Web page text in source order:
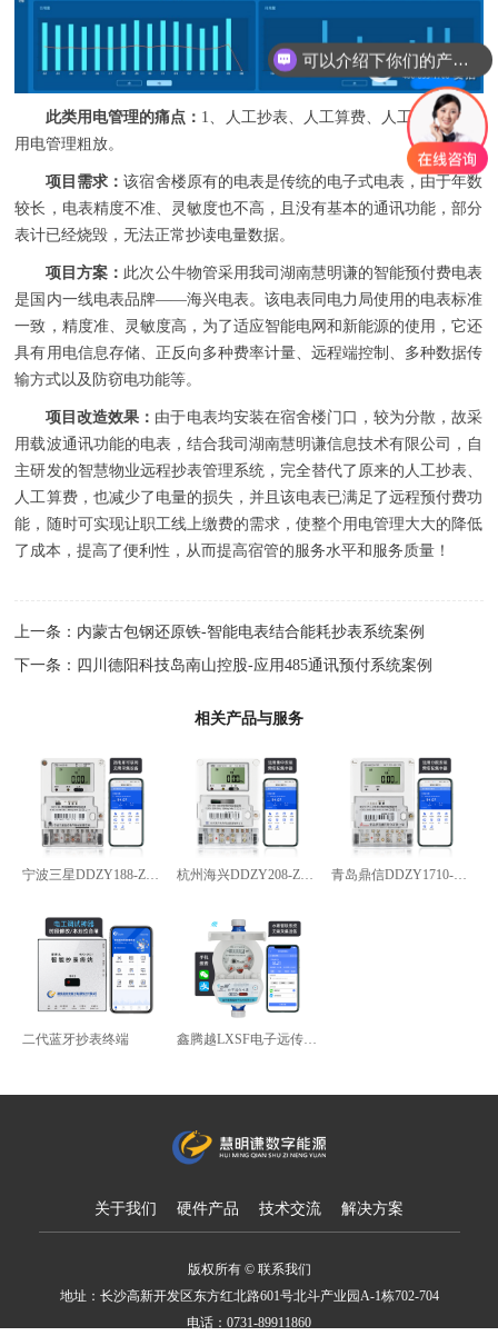
此类用电管理的痛点： 1、人工抄表、人工算费、人工收费；2、
用电管理粗放。
项目需求：该宿舍楼原有的电表是传统的电子式电表，由于年数
较长，电表精度不准、灵敏度也不高，且没有基本的通讯功能，部分
表计已经烧毁，无法正常抄读电量数据。
项目方案： 此次公牛物管采用我司湖南慧明谦的智能预付费电表
是国内一线电表品牌——海兴电表。该电表同电力局使用的电表标准
一致，精度准、灵敏度高，为了适应智能电网和新能源的使用，它还
具有用电信息存储、正反向多种费率计量、远程端控制、多种数据传
输方式以及防窃电功能等。
项目改造效果： 由于电表均安装在宿舍楼门口，较为分散，故采
用载波通讯功能的电表，结合我司湖南慧明谦信息技术有限公司，自
主研发的智慧物业远程抄表管理系统，完全替代了原来的人工抄表、
人工算费，也减少了电量的损失，并且该电表已满足了远程预付费功
能，随时可实现让职工线上缴费的需求，使整个用电管理大大的降低
了成本，提高了便利性，从而提高宿管的服务水平和服务质量！
上一条： 内蒙古包钢还原铁-智能电表结合能耗抄表系统案例
下一条： 四川德阳科技岛南山控股-应用485通讯预付系统案例
相关产品与服务
宁波三星DDZY188-Z型4G通讯智能电能表杭州海兴DDZY208-Z型RS485通讯智能电能表
青岛鼎信DDZY1710-Z型单
二代蓝牙抄表终端 鑫腾越LXSF电子远传智能水表
关于我们 硬件产品 技术交流 解决方案
版权所有 © 联系我们
地址：长沙高新开发区东方红北路601号北斗产业园A-1栋702-704
电话：0731-89911860
可以介绍下你们的产品么